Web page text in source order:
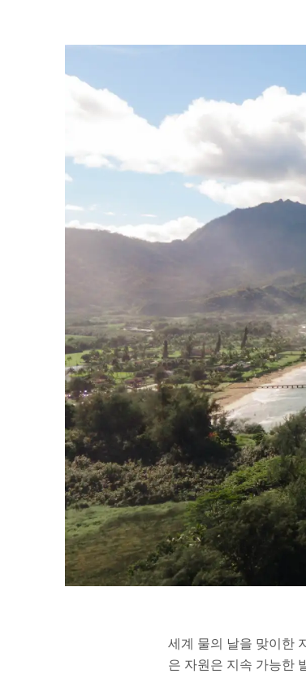
세계 물의 날을 맞이한
은 자원은 지속 가능한